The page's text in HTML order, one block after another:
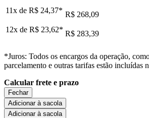
11x de R$ 24,37* R$ 268,09
12x de R$ 23,62* R$ 283,39
*Juros: Todos os encargos da operação,
parcelamento e outras tarifas estão incluídas
Calcular frete e prazo
Fechar
Adicionar à sacola
Adicionar à sacola